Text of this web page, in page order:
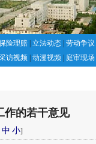
险理赔 立法动态 劳动争议
访视频| 动漫视频| 庭审现场|
作的若干意见
中 小]